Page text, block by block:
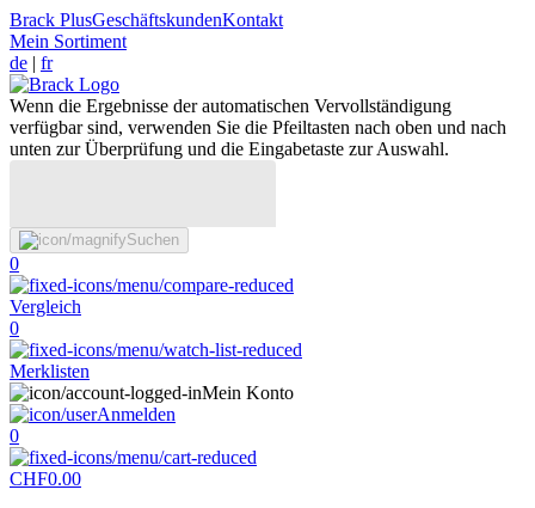
Brack PlusGeschäftskundenKontakt
Mein Sortiment
de | fr
Wenn die Ergebnisse der automatischen Vervollständigung
verfügbar sind, verwenden Sie die Pfeiltasten nach oben und nach
unten zur Überprüfung und die Eingabetaste zur Auswahl.
Suchen
0
Vergleich
0
Merklisten
Mein Konto
Anmelden
0
CHF0.00